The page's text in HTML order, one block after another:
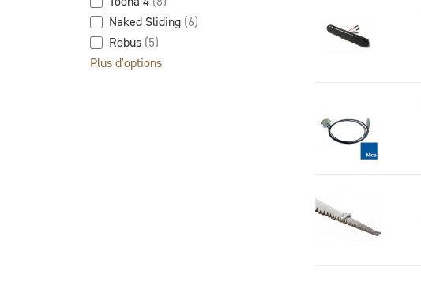
Naked Sliding (6)
Robus (5)
Plus d'options